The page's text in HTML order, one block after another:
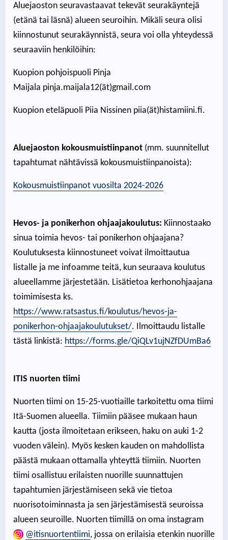
Aluejaoston seuravastaavat tekevät seurakäyntejä
(etänä tai läsnä) alueen seuroihin. Mikäli seura olisi
kiinnostunut seurakäynnistä, seura voi olla yhteydessä
seuraaviin henkilöihin:
Kuopion pohjoispuoli Pinja
Maijala pinja.maijala12(ät)gmail.com
Kuopion eteläpuoli Piia Nissinen piia(ät)histamiini.fi.
Aluejaoston kokousmuistiinpanot (mm. suunnitellut
tapahtumat nähtävissä kokousmuistiinpanoista):
Kokousmuistiinpanot vuosilta 2024-2026
Hevos- ja ponikerhon ohjaajakoulutus: Kiinnostaako
sinua toimia hevos- tai ponikerhon ohjaajana?
Koulutuksesta kiinnostuneet voivat ilmoittautua
listalle ja me infoamme teitä, kun seuraava koulutus
alueellamme järjestetään. Lisätietoa kerhonohjaajana
toimimisesta ks.
https://www.ratsastus.fi/koulutus/hevos-ja-
ponikerhon-ohjaajakoulutukset/. Ilmoittaudu listalle
tästä linkistä: https://forms.gle/QiQLv1ujNZfDUmBa6
ITIS nuorten tiimi
Nuorten tiimi on 15-25-vuotiaille tarkoitettu oma tiimi
Itä-Suomen alueella. Tiimiin pääsee mukaan haun
kautta (josta ilmoitetaan erikseen, haku on auki 1-2
vuoden välein). Myös kesken kauden on mahdollista
päästä mukaan ottamalla yhteyttä tiimiin. Nuorten
tiimi osallistuu erilaisten nuorille suunnattujen
tapahtumien järjestämiseen sekä vie tietoa
nuorisotoiminnasta ja sen järjestämisestä seuroissa
alueen seuroille. Nuorten tiimillä on oma instagram
@itisnuortentiimi, jossa on erilaisia etenkin nuorille